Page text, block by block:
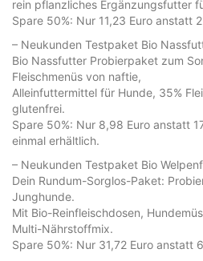
rein pflanzliches Ergänzungsfutter
Spare 50%: Nur 11,23 Euro anstatt
– Neukunden Testpaket Bio
Bio Nassfutter Probierpaket zum
Fleischmenüs von naftie,
Alleinfuttermittel für Hunde, 35%
glutenfrei.
Spare 50%: Nur 8,98 Euro anstatt
einmal erhältlich.
– Neukunden Testpaket Bio
Dein Rundum-Sorglos-Paket:
Junghunde.
Mit Bio-Reinfleischdosen,
Multi-Nährstoffmix.
Spare 50%: Nur 31,72 Euro anstatt